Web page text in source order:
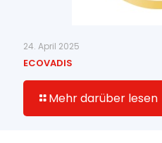
24. April 2025
ECOVADIS
Mehr darüber lesen